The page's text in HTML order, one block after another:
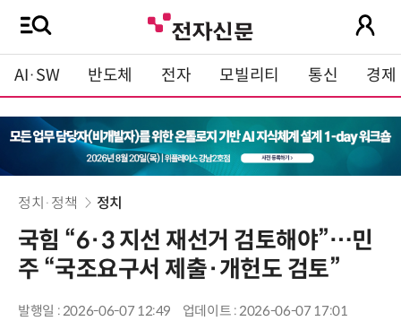
AI·SW 반도체 전자 모빌리티 통신 경제
정치·정책 정치
국힘 “6·3 지선 재선거 검토해야”…민
주 “국조요구서 제출·개헌도 검토”
발행일 : 2026-06-07 12:49
업데이트 : 2026-06-07 17:01